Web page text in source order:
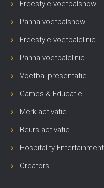
Freestyle voetbalshow
Panna voetbalshow
Freestyle voetbalclinic
Panna voetbalclinic
Voetbal presentatie
Games & Educatie
Merk activatie
Beurs activatie
Hospitality Entertainment
Creators